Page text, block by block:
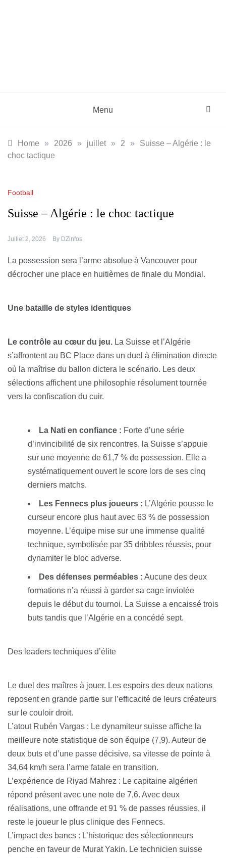
Menu
Home » 2026 » juillet » 2 »
Suisse – Algérie : le
choc tactique
Football
Suisse – Algérie : le choc tactique
Juillet 2, 2026 By DZinfos
La possession sera l’arme absolue à Vancouver pour
décrocher une place en huitièmes de finale du Mondial.
Une bataille de styles identiques
Le contrôle au cœur du jeu. La Suisse et l’Algérie
s’affrontent au BC Place dans un duel à élimination directe
où la maîtrise du ballon dictera le scénario. Les deux
sélections affichent une philosophie résolument tournée
vers la confiscation du cuir.
La Nati en confiance : Forte d’une série
d’invincibilité de six rencontres, la Suisse s’appuie
sur une moyenne de 61,7 % de possession. Elle a
systématiquement ouvert le score lors de ses cinq
derniers matchs.
Les Fennecs plus joueurs : L’Algérie pousse le
curseur encore plus haut avec 63 % de possession
moyenne. L’équipe mise sur une immense qualité
technique, symbolisée par 35 dribbles réussis, pour
dynamiter le bloc adverse.
Des défenses perméables : Aucune des deux
formations n’a réussi à garder sa cage inviolée
depuis le début du tournoi. La Suisse a encaissé trois
buts tandis que l’Algérie en a concédé sept.
Des leaders techniques d’élite
Le duel des maîtres à jouer. Les espoirs des deux nations
reposent en grande partie sur l’efficacité de leurs créateurs
sur le couloir droit.
L’atout Rubén Vargas : Le dynamiteur suisse affiche la
meilleure note statistique de son équipe (7,9). Auteur de
deux buts et d’une passe décisive, sa vitesse de pointe à
34,64 km/h sera l’arme fatale en transition.
L’expérience de Riyad Mahrez : Le capitaine algérien
répond présent avec une note de 7,6. Avec deux
réalisations, une offrande et 91 % de passes réussies, il
reste le joueur le plus clinique des Fennecs.
L’impact des bancs : L’historique des sélectionneurs
penche en faveur de Murat Yakin. Le technicien suisse